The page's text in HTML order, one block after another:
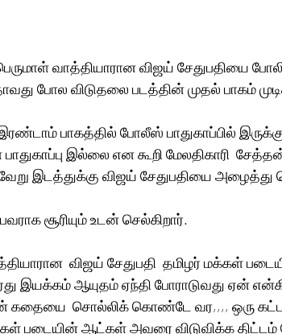
வாத்தியாரான விஜய் சேதுபதியை
போல விடுதலை படத்தின் முதல் பாகம்
பாகத்தில் போலீஸ் பாதுகாப்பில்
பாதுகாப்பு இல்லை என கூறி மேலதிகாரி
இடத்துக்கு விஜய் சேதுபதியை அழைத்து
சூரியும் உடன் செல்கிறார்.
விஜய் சேதுபதி  தமிழர் மக்கள்
இயக்கம் ஆயுதம் ஏந்தி போராடுவது ஏன்
கதையை  சொல்லிக் கொண்டே வர,,,, ஒரு
படையின் ஆட்கள் அவரை விடுவிக்க திட்டம்